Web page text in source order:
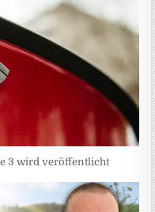
3 wird veröffentlicht